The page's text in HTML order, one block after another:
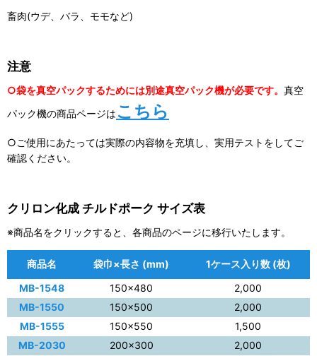
畜肉(ウデ、バラ、モモなど)
注意
○袋を真空パックするためには別途真空パック機が必要です。 真空
パック機の商品ページはこちら
○ご使用にあたっては実際の内容物を充填し、実用テストをしてご
確認ください。
クリロン化成 チルドポーク サイズ表
※商品名をクリックすると、各商品のページに移行いたします。
商品名 袋巾×長さ (mm)
1ケース入り数 (枚)
MB-1548
150×480
2,000
MB-1550
150×500
2,000
MB-1555
150×550
1,500
MB-2030
200×300
2,000